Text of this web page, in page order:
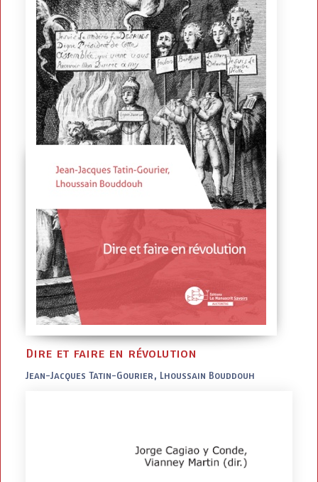
Dire et faire en révolution
Jean-Jacques Tatin-Gourier, Lhoussain Bouddouh